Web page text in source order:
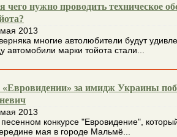
чего нужно проводить техническое
2013
многие автолюбители будут
автомобили марки тойота стали...
за имидж Украины
2013
конкурсе "Евровидение",
мая в городе Мальмё...